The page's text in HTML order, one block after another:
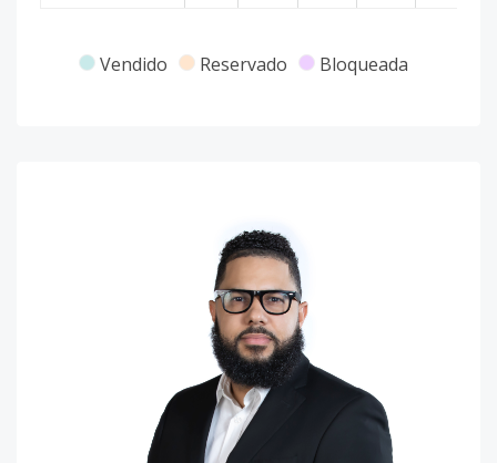
Vendido Reservado Bloqueada